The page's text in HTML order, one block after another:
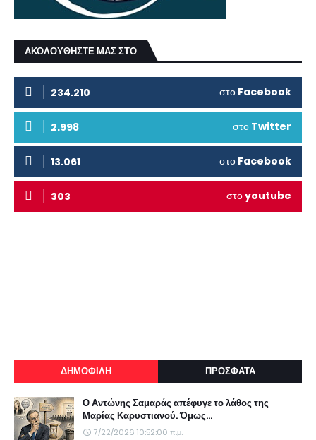
ΑΚΟΛΟΥΘΗΣΤΕ ΜΑΣ ΣΤΟ
234.210 στο Facebook
2.998 στο Twitter
13.061 στο Facebook
303 στοyoutube
ΔΗΜΟΦΙΛΗ ΠΡΟΣΦΑΤΑ
Ο Αντώνης Σαμαράς απέφυγε το λάθος της
Μαρίας Καρυστιανού. Όμως...
7/22/2026 10:52:00 π.μ.